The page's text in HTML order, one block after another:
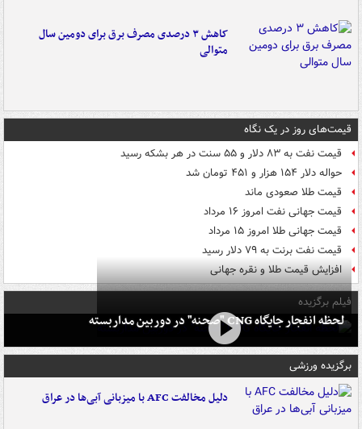
کاهش ۳ درصدی مصرف برق برای دومین سال
متوالی
قیمت‌های روز در یک نگاه
قیمت نفت به ۸۳ دلار و ۵۵ سنت در هر بشکه رسید
حواله دلار ۱۵۴ هزار و ۴۵۱ تومان شد
قیمت طلا صعودی ماند
قیمت جهانی نفت امروز ۱۶ مرداد
قیمت جهانی طلا امروز ۱۵ مرداد
قیمت نفت برنت به ۷۹ دلار رسید
افزایش قیمت طلا و نقره جهانی
فیلم برگزیده
لحظه انفجار جایگاه CNG "صحنه" در دوربین مداربسته
برگزیده ورزشی
دلیل مخالفت AFC با میزبانی آبی‌ها در عراق